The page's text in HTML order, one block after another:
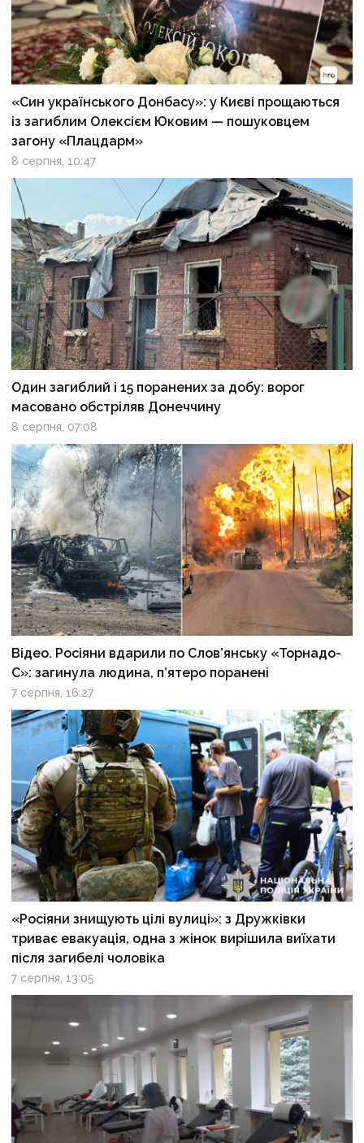
«Син українського Донбасу»: у Києві прощаються
із загиблим Олексієм Юковим — пошуковцем
загону «Плацдарм»
8 серпня, 10:47
Один загиблий і 15 поранених за добу: ворог
масовано обстріляв Донеччину
8 серпня, 07:08
Відео. Росіяни вдарили по Слов’янську «Торнадо-
С»: загинула людина, п’ятеро поранені
7 серпня, 16:27
«Росіяни знищують цілі вулиці»: з Дружківки
триває евакуація, одна з жінок вирішила виїхати
після загибелі чоловіка
7 серпня, 13:05